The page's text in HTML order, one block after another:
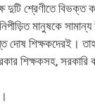
দুটি শ্রেণীতে বিভক্ত
মানুষকে
দোষ শিক্ষকদেরই।
শিক্ষকসহ, সরকারি